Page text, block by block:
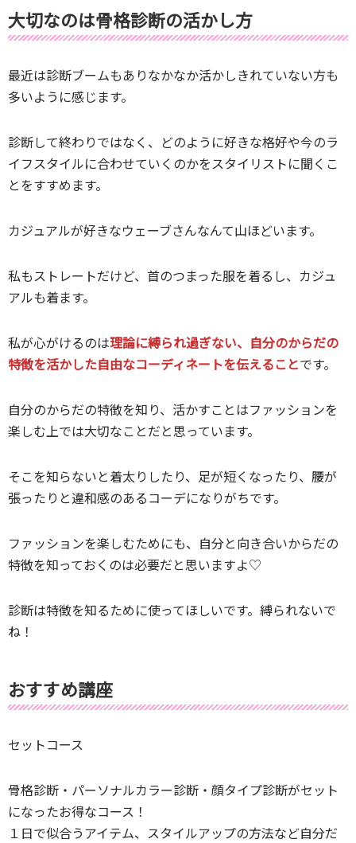
大切なのは骨格診断の活かし方
最近は診断ブームもありなかなか活かしきれていない方も
多いように感じます。
診断して終わりではなく、どのように好きな格好や今のラ
イフスタイルに合わせていくのかをスタイリストに聞くこ
とをすすめます。
カジュアルが好きなウェーブさんなんて山ほどいます。
私もストレートだけど、首のつまった服を着るし、カジュ
アルも着ます。
私が心がけるのは理論に縛られ過ぎない、自分のからだの
特徴を活かした自由なコーディネートを伝えることです。
自分のからだの特徴を知り、活かすことはファッションを
楽しむ上では大切なことだと思っています。
そこを知らないと着太りしたり、足が短くなったり、腰が
張ったりと違和感のあるコーデになりがちです。
ファッションを楽しむためにも、自分と向き合いからだの
特徴を知っておくのは必要だと思いますよ♡
診断は特徴を知るために使ってほしいです。縛られないで
ね！
おすすめ講座
セットコース
骨格診断・パーソナルカラー診断・顔タイプ診断がセット
になったお得なコース！
１日で似合うアイテム、スタイルアップの方法など自分だ